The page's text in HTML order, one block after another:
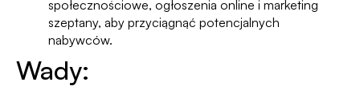
społecznościowe, ogłoszenia online i marketing
szeptany, aby przyciągnąć potencjalnych
nabywców.
Wady: